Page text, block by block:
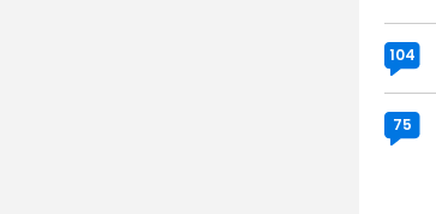
104
75